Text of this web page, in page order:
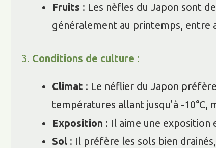
Fruits : Les nèfles du Japon sont
généralement au printemps, entre
3. Conditions de culture :
Climat : Le néflier du Japon
températures allant jusqu’à -
Exposition : Il aime une
Sol : Il préfère les sols bien